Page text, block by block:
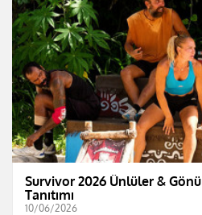
Survivor 2026 Ünlüler &
Tanıtımı
10/06/2026